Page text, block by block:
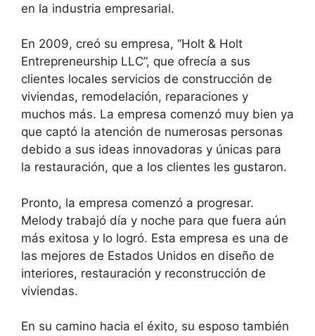
en la industria empresarial.
En 2009, creó su empresa, “Holt & Holt
Entrepreneurship LLC”, que ofrecía a sus
clientes locales servicios de construcción de
viviendas, remodelación, reparaciones y
muchos más. La empresa comenzó muy bien ya
que captó la atención de numerosas personas
debido a sus ideas innovadoras y únicas para
la restauración, que a los clientes les gustaron.
Pronto, la empresa comenzó a progresar.
Melody trabajó día y noche para que fuera aún
más exitosa y lo logró. Esta empresa es una de
las mejores de Estados Unidos en diseño de
interiores, restauración y reconstrucción de
viviendas.
En su camino hacia el éxito, su esposo también